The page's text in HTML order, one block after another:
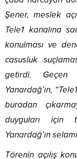
Şener, meslek
Tele1 kanalına
konulması ve
casusluk
getirdi. Geçen
Yanardağ’ın,
buradan
duyguları için
Yanardağ’ın
Törenin açılış